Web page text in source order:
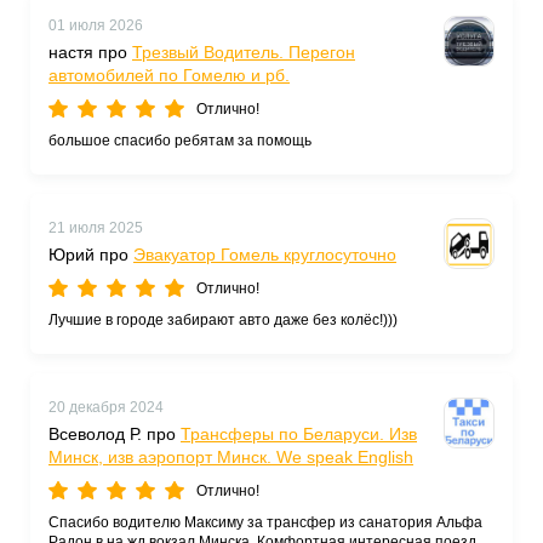
поездка всегда проходила спокойно. Спасибо
01 июля 2026
настя про Трезвый Водитель. Перегон
автомобилей по Гомелю и рб.
Отлично!
большое спасибо ребятам за помощь
21 июля 2025
Юрий про Эвакуатор Гомель круглосуточно
Отлично!
Лучшие в городе забирают авто даже без колёс!)))
20 декабря 2024
Всеволод Р. про Трансферы по Беларуси. Изв
Минск, изв аэропорт Минск. We speak English
Отлично!
Спасибо водителю Максиму за трансфер из санатория Альфа